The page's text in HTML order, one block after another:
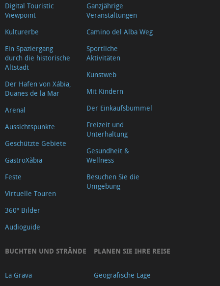
Bartolomé
(Tour
2018)
Museu
Soler
Ayuntamiento
Oficina
Turisme
Xàbia
Centre
Ca
de
Santa
Riurau
Digital Touristic
Viewpoint
Kulturerbe
Ein Spaziergang
durch die historische
Altstadt
Der Hafen von Xábia,
Duanes de la Mar
Arenal
Aussichtspunkte
Geschützte Gebiete
GastroXàbia
Feste
Virtuelle Touren
360º Bilder
Audioguide
Ganzjährige
Veranstaltungen
Camino del Alba Weg
Sportliche
Aktivitäten
Kunstweb
Mit Kindern
Der Einkaufsbummel
Freizeit und
Unterhaltung
Gesundheit &
Wellness
Besuchen Sie die
Umgebung
BUCHTEN UND STRÄNDE
La Grava
PLANEN SIE IHRE REISE
Geografische Lage